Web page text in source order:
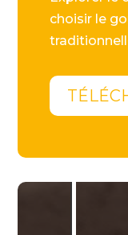
choisir le